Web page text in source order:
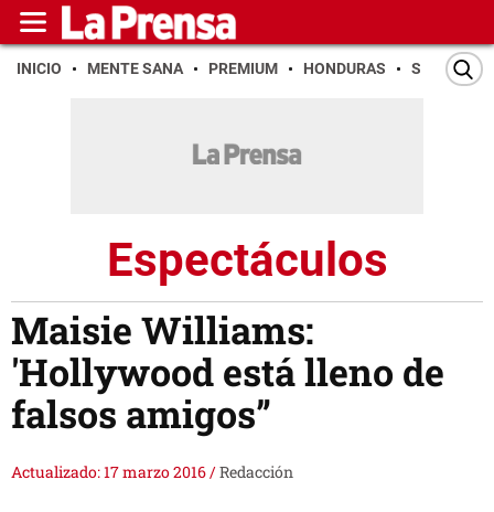
INICIO MENTE SANA PREMIUM HONDURAS SAN PEDRO
Espectáculos
Maisie Williams:
'Hollywood está lleno de
falsos amigos”
Actualizado: 17 marzo 2016/Redacción